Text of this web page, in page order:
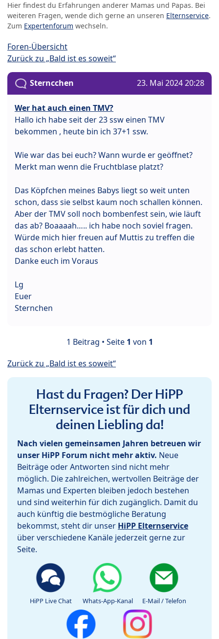
Hier findest du Erfahrungen anderer Mamas und Papas. Bei
weiteren Fragen, wende dich gerne an unseren Elternservice.
Zum Expertenforum wechseln.
Foren-Übersicht
Zurück zu „Bald ist es soweit“
Sterncchen 23. Mai 2024 20:28
Wer hat auch einen TMV?
Hallo ich habe seit der 23 ssw einen TMV
bekommen , heute bin ich 37+1 ssw.
Wie war das bei euch? Wann wurde er geöffnet?
Merkt man wenn die Fruchtblase platzt?
Das Köpfchen meines Babys liegt so weit unten
schon, dass sie selbst kaum noch schallen können.
Aber der TMV soll noch bombenfest sein, wie läuft
das ab? Boaaaah….. ich habe noch soviel fragen.
Würde mich hier freuen auf Muttis zu treffen die
das schon erlebt hatten.
Danke euch im Voraus
Lg
Euer
Sternchen
1 Beitrag • Seite 1 von 1
Zurück zu „Bald ist es soweit“
Hast du Fragen? Der HiPP
Elternservice ist für dich und
deinen Liebling da!
Nach vielen gemeinsamen Jahren betreuen wir
unser HiPP Forum nicht mehr aktiv. Neue
Beiträge oder Antworten sind nicht mehr
möglich. Die zahlreichen, wertvollen Beiträge der
Mamas und Experten bleiben jedoch bestehen
und sind weiterhin für dich zugänglich. Damit du
auch künftig die bestmögliche Beratung
bekommst, steht dir unser HiPP Elternservice
über verschiedene Kanäle jederzeit gerne zur
Seite.
HiPP Live Chat Whats-App-Kanal E-Mail / Telefon